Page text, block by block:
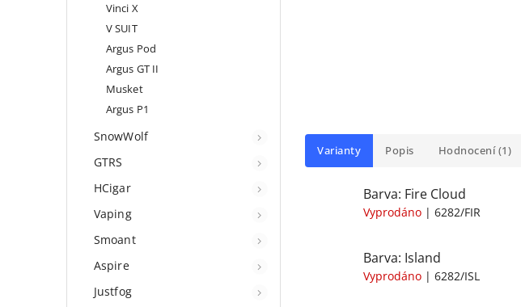
Vinci X
V SUIT
Argus Pod
Argus GT II
Musket
Argus P1
SnowWolf
GTRS
HCigar
Vaping
Smoant
Aspire
Justfog
Varianty Popis Hodnocení (1)
Barva: Fire Cloud
Vyprodáno | 6282/FIR
Barva: Island
Vyprodáno | 6282/ISL